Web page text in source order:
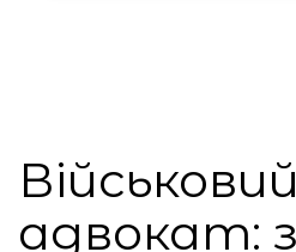
Військовий
адвокат: